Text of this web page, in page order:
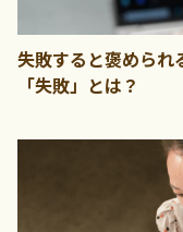
失敗すると褒められ
「失敗」とは？